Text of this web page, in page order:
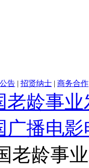
告 | 招贤纳士 | 商务合作
老龄事
广播电
老龄事